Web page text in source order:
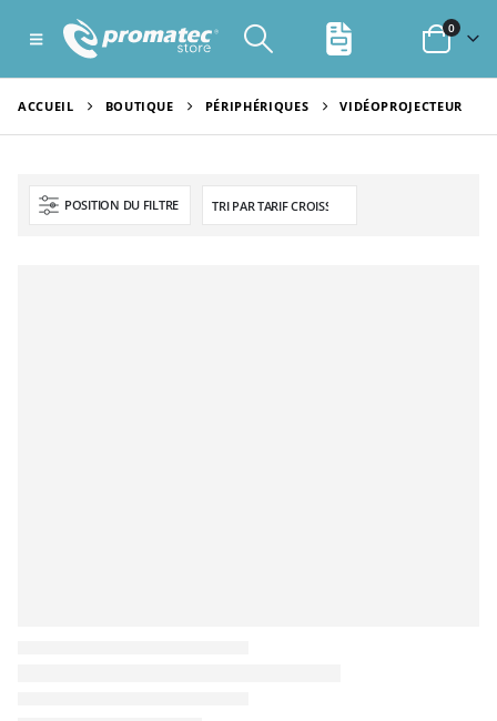
0
ACCUEIL BOUTIQUE PÉRIPHÉRIQUES VIDÉOPROJECTEUR
POSITION DU FILTRE